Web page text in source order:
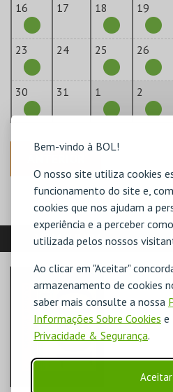
Bem-vindo à BOL!
O nosso site utiliza cookies
funcionamento do site e,
cookies que nos ajudam a
experiência e a perceber
utilizada pelos nossos
Ao clicar em "Aceitar"
armazenamento de cookies
saber mais consulte a nossa
Informações Sobre Cookies e
Privacidade & Segurança.
Aceitar
16 17 18 19
23 24 25 26
30 31 1 2
VEJA AINDA: